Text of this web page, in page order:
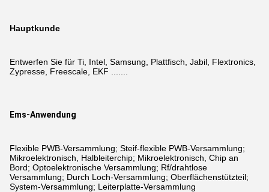
Hauptkunde
Entwerfen Sie für Ti, Intel, Samsung, Plattfisch, Jabil, Flextronics,
Zypresse, Freescale, EKF .......
Ems-Anwendung
Flexible PWB-Versammlung; Steif-flexible PWB-Versammlung;
Mikroelektronisch, Halbleiterchip; Mikroelektronisch, Chip an
Bord; Optoelektronische Versammlung; Rf/drahtlose
Versammlung; Durch Loch-Versammlung; Oberflächenstützteil;
System-Versammlung; Leiterplatte-Versammlung